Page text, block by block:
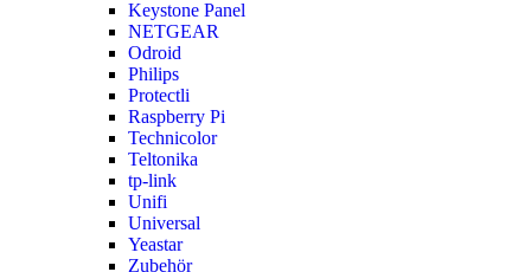
Keystone Panel
NETGEAR
Odroid
Philips
Protectli
Raspberry Pi
Technicolor
Teltonika
tp-link
Unifi
Universal
Yeastar
Zubehör